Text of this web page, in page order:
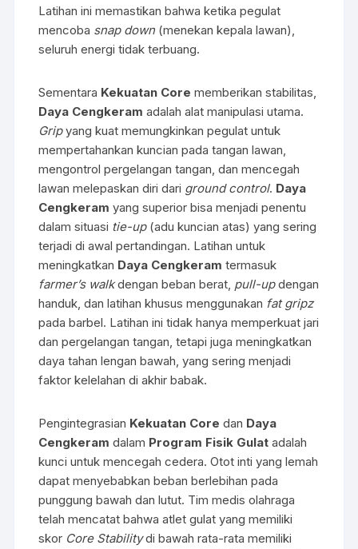
Latihan ini memastikan bahwa ketika pegulat
mencoba snap down (menekan kepala lawan),
seluruh energi tidak terbuang.
Sementara Kekuatan Core memberikan stabilitas,
Daya Cengkeram adalah alat manipulasi utama.
Gripyang kuat memungkinkan pegulat untuk
mempertahankan kuncian pada tangan lawan,
mengontrol pergelangan tangan, dan mencegah
lawan melepaskan diri dari ground control. Daya
Cengkeram yang superior bisa menjadi penentu
dalam situasi tie-up(adu kuncian atas) yang sering
terjadi di awal pertandingan. Latihan untuk
meningkatkan Daya Cengkeram termasuk
farmer’s walkdengan beban berat, pull-updengan
handuk, dan latihan khusus menggunakan fat gripz
pada barbel. Latihan ini tidak hanya memperkuat jari
dan pergelangan tangan, tetapi juga meningkatkan
daya tahan lengan bawah, yang sering menjadi
faktor kelelahan di akhir babak.
Pengintegrasian Kekuatan Core dan Daya
Cengkeram dalam Program Fisik Gulat adalah
kunci untuk mencegah cedera. Otot inti yang lemah
dapat menyebabkan beban berlebihan pada
punggung bawah dan lutut. Tim medis olahraga
telah mencatat bahwa atlet gulat yang memiliki
skor Core Stabilitydi bawah rata-rata memiliki